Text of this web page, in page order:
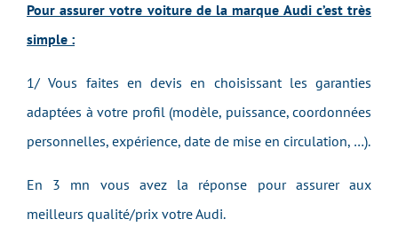
Pour assurer votre voiture de la marque Audi c’est très
simple :
1/ Vous faites en devis en choisissant les garanties
adaptées à votre profil (modèle, puissance, coordonnées
personnelles, expérience, date de mise en circulation, …).
En 3 mn vous avez la réponse pour assurer aux
meilleurs qualité/prix votreAudi.